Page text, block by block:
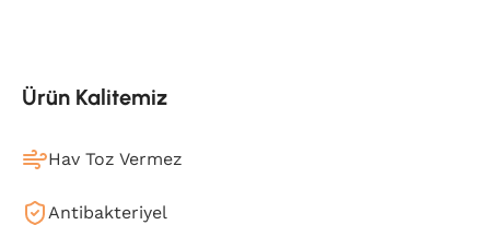
Ürün Kalitemiz
Hav Toz Vermez
Antibakteriyel